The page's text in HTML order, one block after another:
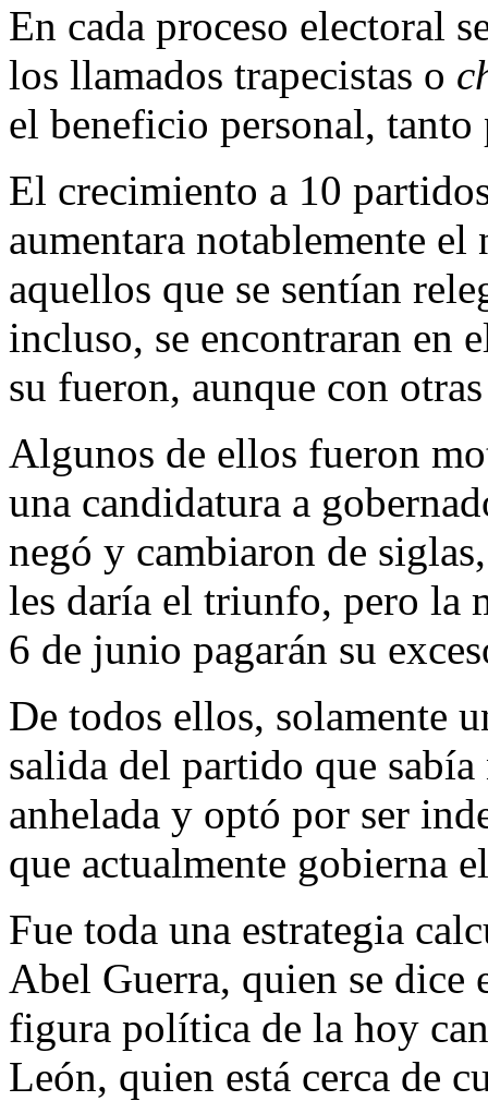
En cada proceso electoral
los llamados trapecistas o
el beneficio personal,
El crecimiento a 10
aumentara notablemente
aquellos que se sentían
incluso, se encontraran
su fueron, aunque con
Algunos de ellos fueron
una candidatura a
negó y cambiaron de
les daría el triunfo, pero la
6 de junio pagarán su
De todos ellos, solamente
salida del partido que
anhelada y optó por ser
que actualmente gobierna
Fue toda una estrategia
Abel Guerra, quien se dice
figura política de la hoy
León, quien está cerca de